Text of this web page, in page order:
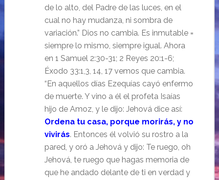
de lo alto, del Padre de las luces, en el
cual no hay mudanza, ni sombra de
variación.” Dios no cambia. Es inmutable =
siempre lo mismo, siempre igual. Ahora
en 1 Samuel 2:30-31; 2 Reyes 20:1-6;
Éxodo 33:1,3, 14, 17 vemos que cambia.
“En aquellos días Ezequías cayó enfermo
de muerte. Y vino a él el profeta Isaías
hijo de Amoz, y le dijo: Jehová dice así:
Ordena tu casa, porque morirás, y no
vivirás. Entonces él volvió su rostro a la
pared, y oró a Jehová y dijo: Te ruego, oh
Jehová, te ruego que hagas memoria de
que he andado delante de ti en verdad y